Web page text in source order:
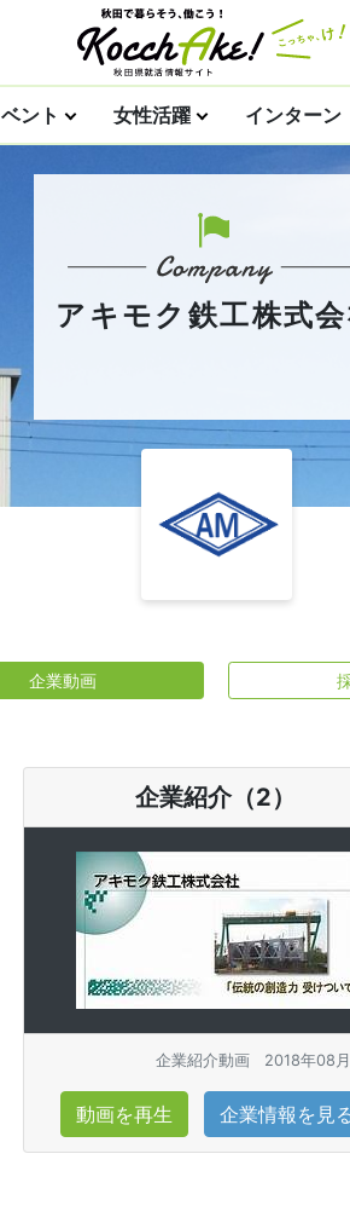
ント 女性活躍 インターン
アキモク鉄工株式
企業動画
企業紹介（2）
企業紹介動画 2018年08
動画を再生 企業情報を見